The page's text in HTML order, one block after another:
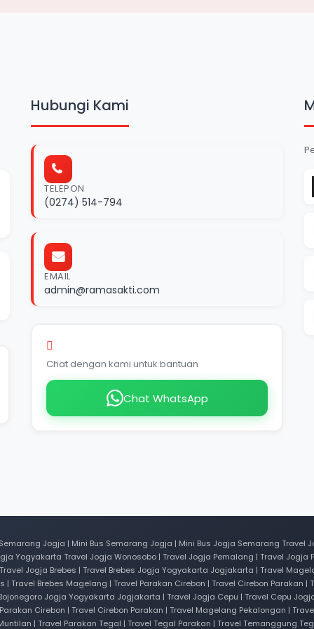
Hubungi Kami
TELEPON
(0274) 514-794
EMAIL
admin@ramasakti.com
Chat dengan kami untuk bantuan
Chat WhatsApp
Jogja | Mini Bus Semarang Jogja | Mini Bus Jogja Semarang Travel
Yogyakarta Travel Jogja Wonosobo | Travel Jogja Pemalang | Travel
Jogja Brebes | Travel Brebes Jogja Yogyakarta Jogjakarta | Travel
Travel Brebes Magelang | Travel Parakan Cirebon | Travel Cirebon Parakan
Jogja Yogyakarta Jogjakarta | Travel Jogja Cepu | Travel Cepu
Cirebon | Travel Cirebon Parakan | Travel Magelang Pekalongan |
| Travel Parakan Tegal | Travel Tegal Parakan | Travel Temanggung